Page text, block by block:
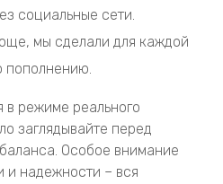
социальные сети.
мы сделали для каждой
пополнению.
в режиме реального
заглядывайте перед
Особое внимание
и надежности – вся